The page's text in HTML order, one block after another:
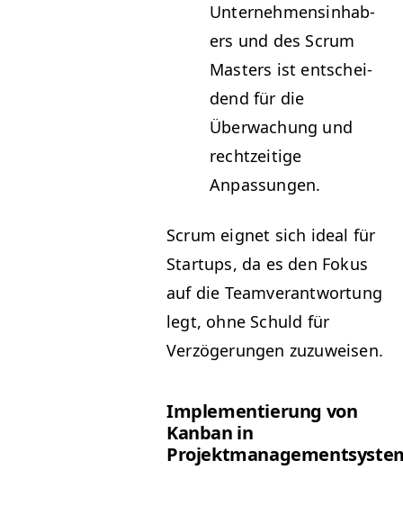
Unternehmensin­hab­
ers und des Scrum
Mas­ters ist entschei­
dend für die
Überwachung und
rechtzeit­ige
Anpassungen.
Scrum eignet sich ide­al für
Star­tups, da es den Fokus
auf die Teamver­ant­wor­tung
legt, ohne Schuld für
Verzögerun­gen zuzuweisen.
Imple­men­tierung von
Kan­ban in